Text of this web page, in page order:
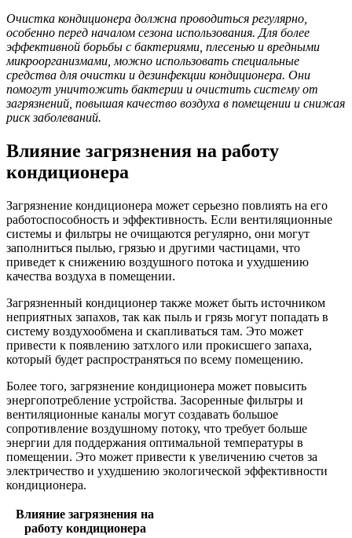
Очистка кондиционера должна проводиться регулярно,
особенно перед началом сезона использования. Для более
эффективной борьбы с бактериями, плесенью и вредными
микроорганизмами, можно использовать специальные
средства для очистки и дезинфекции кондиционера. Они
помогут уничтожить бактерии и очистить систему от
загрязнений, повышая качество воздуха в помещении и снижая
риск заболеваний.
Влияние загрязнения на работу
кондиционера
Загрязнение кондиционера может серьезно повлиять на его
работоспособность и эффективность. Если вентиляционные
системы и фильтры не очищаются регулярно, они могут
заполниться пылью, грязью и другими частицами, что
приведет к снижению воздушного потока и ухудшению
качества воздуха в помещении.
Загрязненный кондиционер также может быть источником
неприятных запахов, так как пыль и грязь могут попадать в
систему воздухообмена и скапливаться там. Это может
привести к появлению затхлого или прокисшего запаха,
который будет распространяться по всему помещению.
Более того, загрязнение кондиционера может повысить
энергопотребление устройства. Засоренные фильтры и
вентиляционные каналы могут создавать большое
сопротивление воздушному потоку, что требует больше
энергии для поддержания оптимальной температуры в
помещении. Это может привести к увеличению счетов за
электричество и ухудшению экологической эффективности
кондиционера.
Влияние загрязнения на
работу кондиционера